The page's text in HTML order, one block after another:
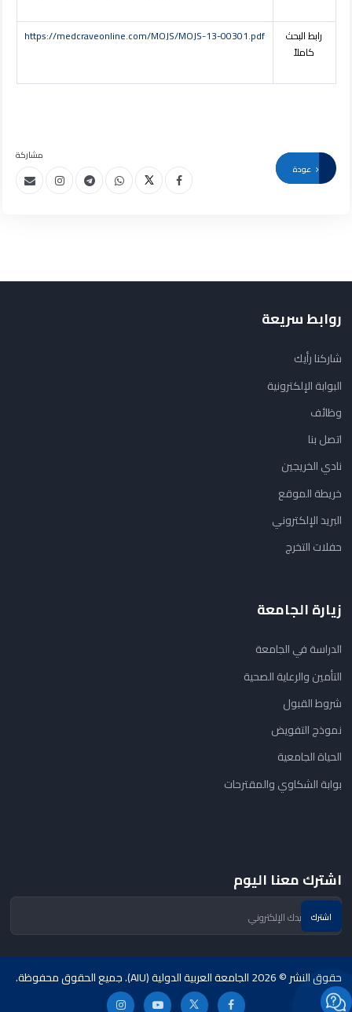
رابط البحث
كاملاً
https://medcraveonline.com/MOJS/MOJS-13-00301.pdf
مشاركة
روابط سريعة
شاركنا رأيك
البوابة الإلكترونية
وظائف
اتصل بنا
نادي الخريجين
خريطة الموقع
البريد الإلكتروني
حفلات التخرج
زيارة الجامعة
الدراسة في الجامعة
التأمين والرعاية الصحية
شروط القبول
نموذج التفويض
الحياة الجامعية
بوابة الشكاوي والمقترحات
اشترك معنا اليوم
حقوق النشر © 2026 الجامعة العربية الدولية (AIU). جميع الحقوق محفوظة.